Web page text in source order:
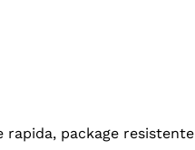
rapida, package resistente